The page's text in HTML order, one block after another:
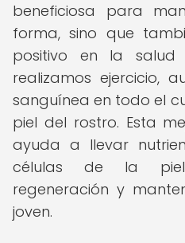
beneficiosa para
forma, sino que
positivo en la
realizamos ejercicio,
sanguínea en todo el
piel del rostro. Esta
ayuda a llevar
células de la
regeneración y
joven.